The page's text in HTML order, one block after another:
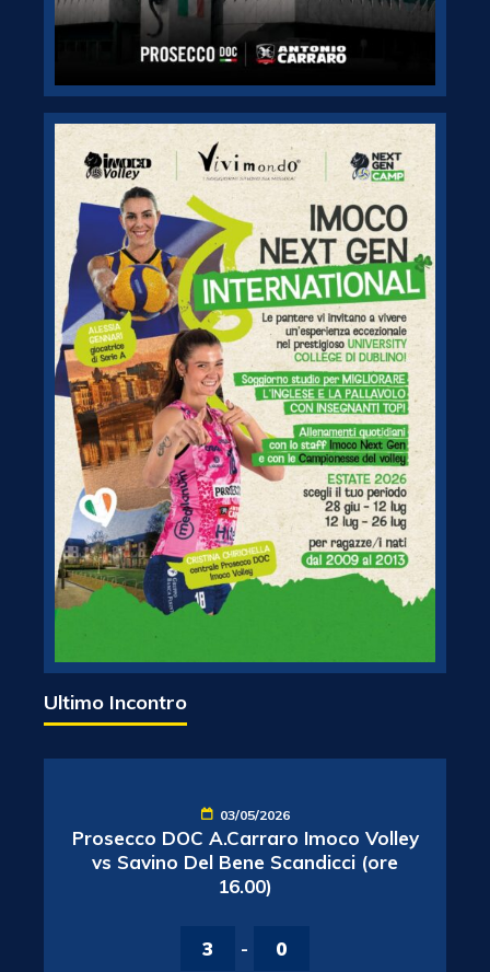
Ultimo Incontro
03/05/2026
Prosecco DOC A.Carraro Imoco Volley
vs Savino Del Bene Scandicci (ore
16.00)
3 - 0